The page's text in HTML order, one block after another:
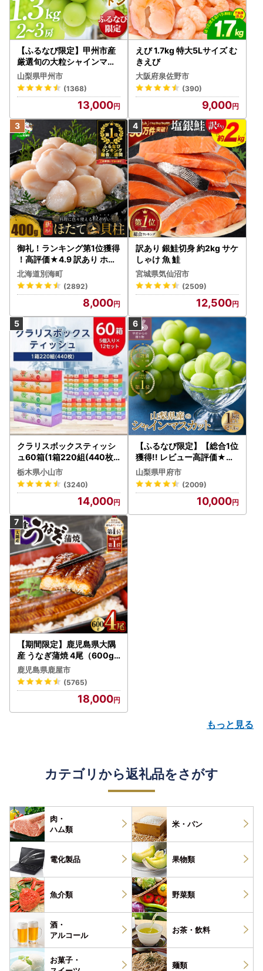
【ふるなび限定】甲州市産
厳選旬の大粒シャインマス
カット 約1.3kg 2～3房【2
026年発送】（MG）B12-
472 FN-Limited-VO シャ
インマスカット フルーツ
山梨県甲州市
(1368)
13,000
えび 1.7kg 特大5Lサイズ む
きえび
大阪府泉佐野市
(390)
9,000
御礼！ランキング第1位獲得
！高評価★4.9 訳あり ホタ
テ 400g（ほたて 帆立 貝柱
冷凍 ）
北海道別海町
(2892)
8,000
訳あり 銀鮭切身 約2kg サケ
しゃけ 魚 鮭
宮城県気仙沼市
(2509)
12,500
クラリスボックスティッシ
ュ60箱(1箱220組(440枚))
(5個入り×12セット)【配送
不可地域：離島・沖縄県】
【1256759】
栃木県小山市
(3240)
14,000
【ふるなび限定】【総合1位
獲得!! レビュー高評価★】
〈2026年度配送分〉山梨
県産 シャインマスカット 2
～3房（1.0kg以上）シャイ
ン フルーツ FN-Limited-S
P
山梨県甲府市
(2009)
10,000
【期間限定】鹿児島県大隅
産 うなぎ蒲焼 4尾（600g
） KN007-004-04-cp18
うなぎ 鰻 魚 惣菜 総菜
鹿児島県鹿屋市
(5765)
18,000
もっと見る
カテゴリから返礼品をさがす
肉・
ハム類
米・パン
電化製品 果物類
魚介類 野菜類
酒・
アルコール
お茶・ 飲料
お菓子・
麺類